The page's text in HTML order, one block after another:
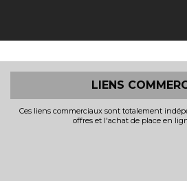
LIENS
Ces liens commerciaux sont totalement
offres et l'achat de place en